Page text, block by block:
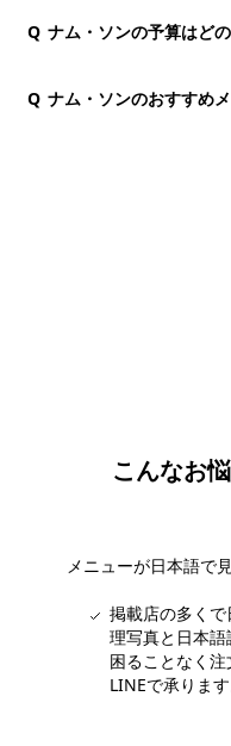
Q ナム・ソンの予算はど
Q ナム・ソンのおすすめ
こんなお
メニューが日本語で
掲載店の多く
理写真と日本
困ることなく
LINEで承ります